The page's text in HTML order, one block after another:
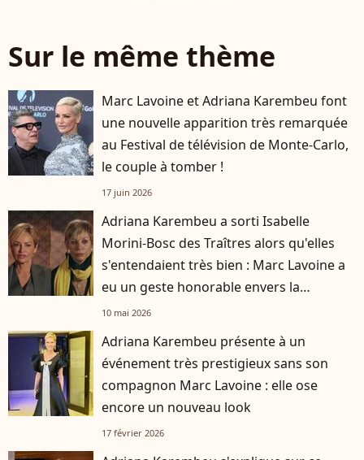
Sur le même thème
Marc Lavoine et Adriana Karembeu font
une nouvelle apparition très remarquée
au Festival de télévision de Monte-Carlo,
le couple à tomber !
17 juin 2026
Adriana Karembeu a sorti Isabelle
Morini-Bosc des Traîtres alors qu'elles
s'entendaient très bien : Marc Lavoine a
eu un geste honorable envers la
journaliste
10 mai 2026
Adriana Karembeu présente à un
événement très prestigieux sans son
compagnon Marc Lavoine : elle ose
encore un nouveau look
17 février 2026